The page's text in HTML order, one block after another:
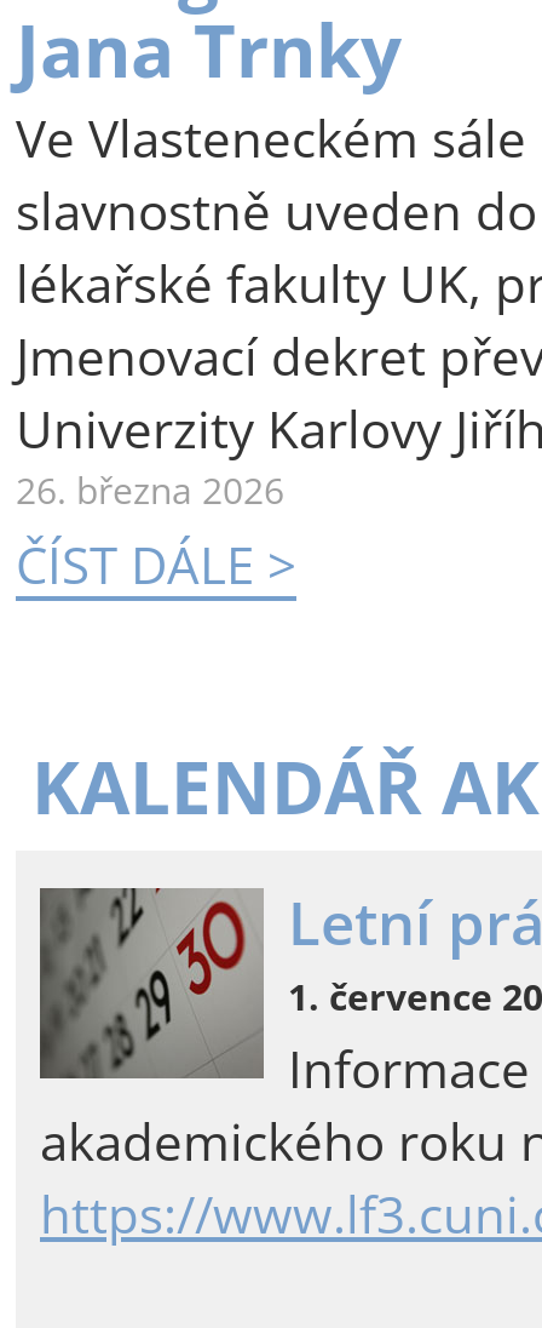
Jana Trnky
Ve Vlasteneckém
slavnostně uveden
lékařské fakulty UK,
Jmenovací dekret
Univerzity Karlovy
26. března 2026
ČÍST DÁLE >
KALENDÁŘ
Letní
1. července
akademického roku
https://